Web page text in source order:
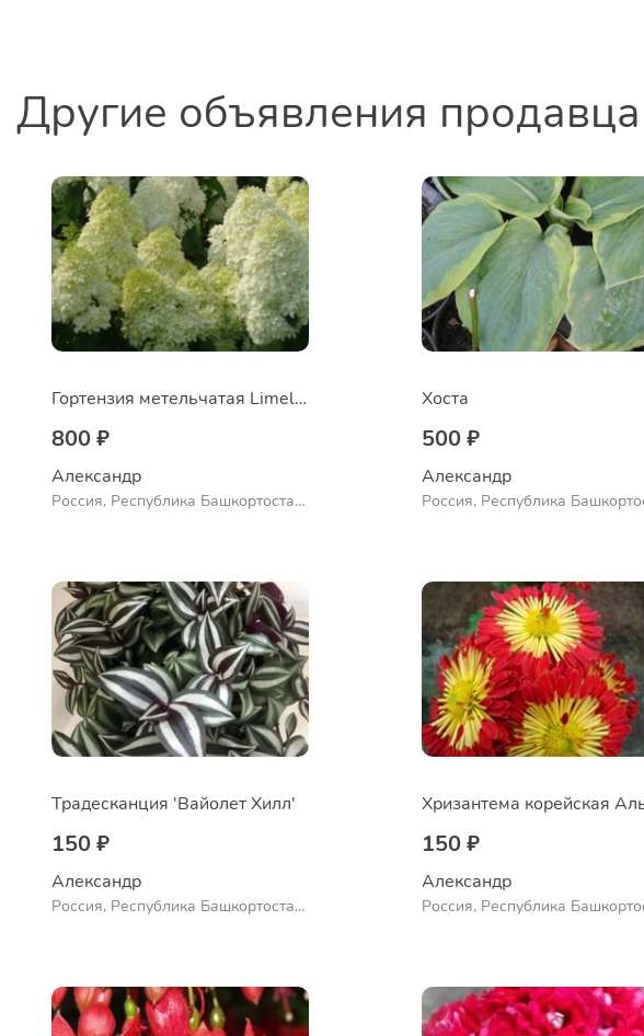
Другие объявления продавца
Гортензия метельчатая Limelight
800 ₽
Александр
Россия, Республика Башкортостан,
Хоста
500 ₽
Александр
Россия, Республика
Традесканция 'Вайолет Хилл'
150 ₽
Александр
Россия, Республика Башкортостан,
150 ₽
Александр
Россия, Республика